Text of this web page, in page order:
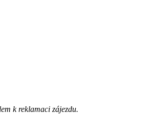
k reklamaci zájezdu.